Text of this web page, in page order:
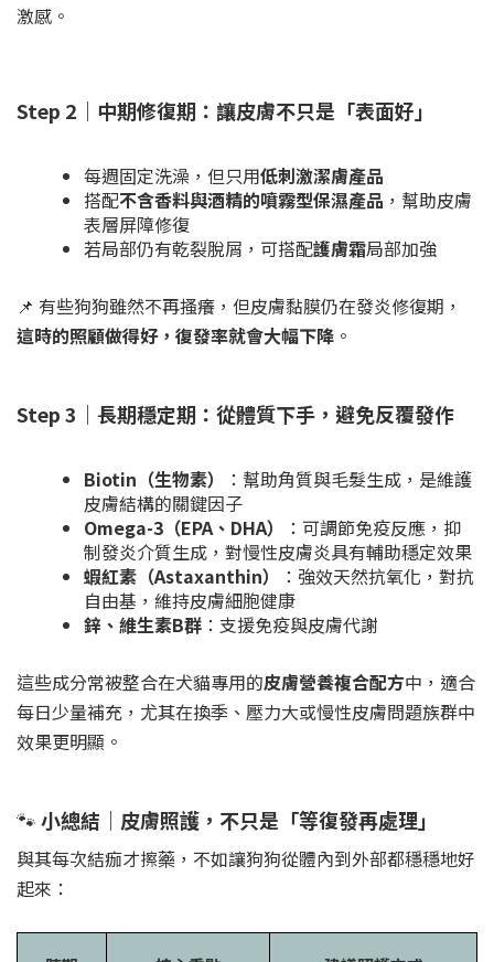
激感。
Step 2｜中期修復期：讓皮膚不只是「表面好」
每週固定洗澡，但只用低刺激潔膚產品
搭配不含香料與酒精的噴霧型保濕產品 ，幫助皮膚
表層屏障修復
若局部仍有乾裂脫屑，可搭配護膚霜局部加強
📌 有些狗狗雖然不再搔癢，但皮膚黏膜仍在發炎修復期，
這時的照顧做得好，復發率就會大幅下降 。
Step 3｜長期穩定期：從體質下手，避免反覆發作
Biotin（生物素）
：幫助角質與毛髮生成，是維護
皮膚結構的關鍵因子
Omega-3（EPA、DHA）
：可調節免疫反應，抑
制發炎介質生成，對慢性皮膚炎具有輔助穩定效果
蝦紅素（Astaxanthin）
：強效天然抗氧化，對抗
自由基，維持皮膚細胞健康
鋅、維生素B群 ：支援免疫與皮膚代謝
這些成分常被整合在犬貓專用的皮膚營養複合配方中，適合
每日少量補充，尤其在換季、壓力大或慢性皮膚問題族群中
效果更明顯。
🐾小總結｜皮膚照護，不只是「等復發再處理」
與其每次結痂才擦藥，不如讓狗狗從體內到外部都穩穩地好
起來：